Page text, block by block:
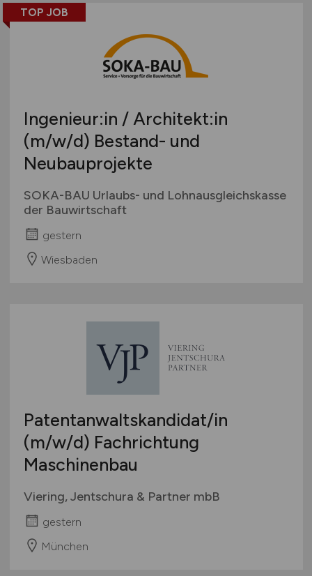
TOP JOB
Ingenieur:in / Architekt:in
(m/w/d) Bestand- und
Neubauprojekte
SOKA-BAU Urlaubs- und Lohnausgleichskasse
der Bauwirtschaft
gestern
Wiesbaden
Patentanwaltskandidat/in
(m/w/d) Fachrichtung
Maschinenbau
Viering, Jentschura & Partner mbB
gestern
München